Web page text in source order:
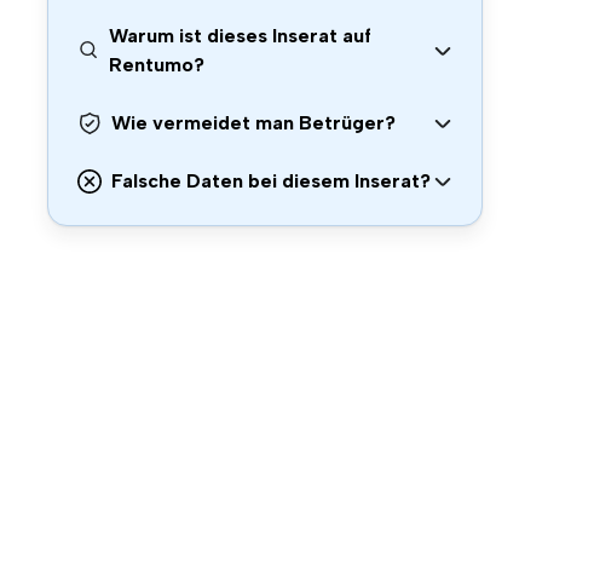
Warum ist dieses Inserat auf
Rentumo?
Wie vermeidet man Betrüger?
Falsche Daten bei diesem Inserat?